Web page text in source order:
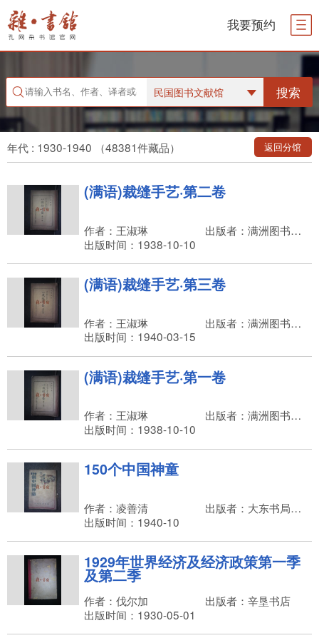
我要预约
民国图书文献馆 搜索
年代 : 1930-1940 （48381件藏品） 返回分馆
(满语)裁缝手艺·第二卷
作者：王淑琳
出版者：满洲图书株式会社，石川正作
出版时间：1938-10-10
(满语)裁缝手艺·第三卷
作者：王淑琳
出版者：满洲图书株式会社，石川正作
出版时间：1940-03-15
(满语)裁缝手艺·第一卷
作者：王淑琳
出版者：满洲图书株式会社，石川正作
出版时间：1938-10-10
150个中国神童
作者：凌善清
出版者：大东书局，沈骏声
出版时间：1940-10
1929年世界经济及经济政策第一季
及第二季
作者：伐尔加
出版者：辛垦书店
出版时间：1930-05-01